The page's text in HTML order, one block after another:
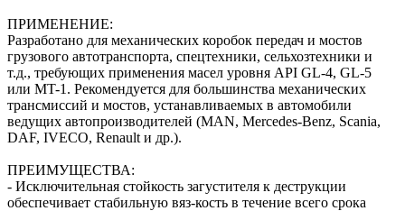
ПРИМЕНЕНИЕ:
Разработано для механических коробок передач и мостов
грузового автотранспорта, спецтехники, сельхозтехники и
т.д., требующих применения масел уровня API GL-4, GL-5
или MT-1. Рекомендуется для большинства механических
трансмиссий и мостов, устанавливаемых в автомобили
ведущих автопроизводителей (MAN, Mercedes-Benz, Scania,
DAF, IVECO, Renault и др.).
ПРЕИМУЩЕСТВА:
- Исключительная стойкость загустителя к деструкции
обеспечивает стабильную вяз-кость в течение всего срока